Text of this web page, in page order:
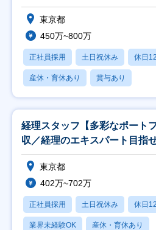
東京都
450万~800万
正社員採用 土日祝休み 休日
産休・育休あり 賞与あり
経理スタッフ【多彩なポート
収／経理のエキスパート目指
東京都
402万~702万
正社員採用 土日祝休み 休日
業界未経験OK 産休・育休あり